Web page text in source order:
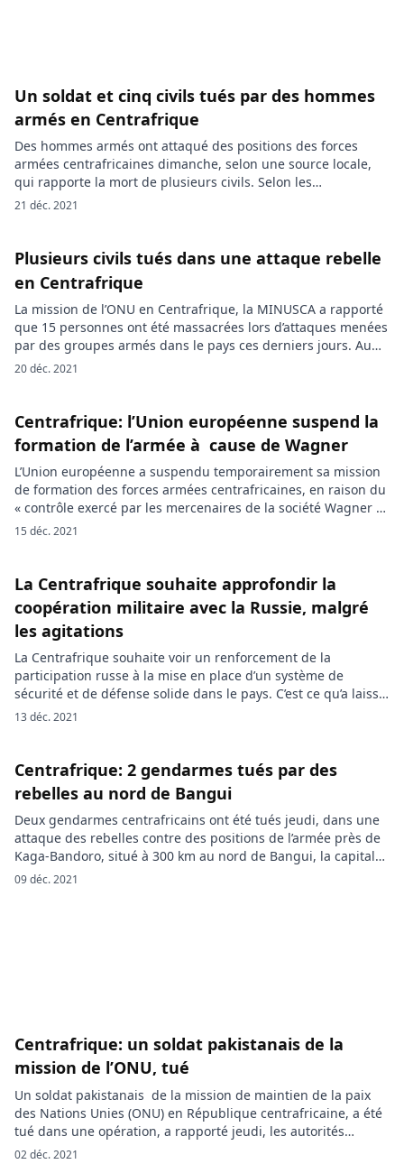
Un soldat et cinq civils tués par des hommes
armés en Centrafrique
Des hommes armés ont attaqué des positions des forces
armées centrafricaines dimanche, selon une source locale,
qui rapporte la mort de plusieurs civils. Selon les
informations, des combattants rebelles centrafricains sont
nord-ouest de la capitale, Bangui. […]
21 déc. 2021
Plusieurs civils tués dans une attaque rebelle
en Centrafrique
La mission de l’ONU en Centrafrique, la MINUSCA a rapporté
que 15 personnes ont été massacrées lors d’attaques menées
par des groupes armés dans le pays ces derniers jours. Au
moins 15 personnes civiles ont été tuées et plusieurs autres
20 déc. 2021
Centrafrique: l’Union européenne suspend la
formation de l’armée à cause de Wagner
L’Union européenne a suspendu temporairement sa mission
de formation des forces armées centrafricaines, en raison du
« contrôle exercé par les mercenaires de la société Wagner »,
a annoncé mercredi à l’AFP la mission de l’UE à Bangui. Après
suspend temporairement sa formation au […]
15 déc. 2021
La Centrafrique souhaite approfondir la
coopération militaire avec la Russie, malgré
les agitations
La Centrafrique souhaite voir un renforcement de la
participation russe à la mise en place d’un système de
sécurité et de défense solide dans le pays. C’est ce qu’a laissé
entendre le président de l’Assemblée nationale de la
parlement […]
13 déc. 2021
Centrafrique: 2 gendarmes tués par des
rebelles au nord de Bangui
Deux gendarmes centrafricains ont été tués jeudi, dans une
attaque des rebelles contre des positions de l’armée près de
Kaga-Bandoro, situé à 300 km au nord de Bangui, la capitale
centrafricaine. « Deux gendarmes ont été tués jeudi matin
09 déc. 2021
Centrafrique: un soldat pakistanais de la
mission de l’ONU, tué
Un soldat pakistanais de la mission de maintien de la paix
des Nations Unies (ONU) en République centrafricaine, a été
tué dans une opération, a rapporté jeudi, les autorités
pakistanaises. Selon un rapport de l’Inter-Services Public
02 déc. 2021